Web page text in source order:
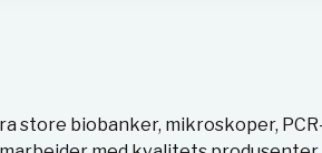
store biobanker, mikroskoper,